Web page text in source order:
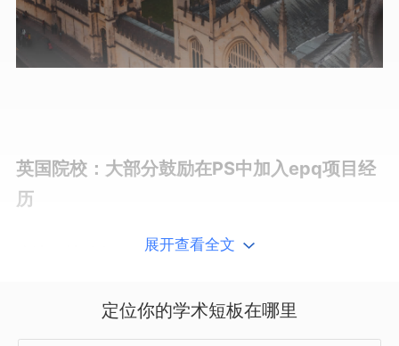
英国院校：大部分鼓励在PS中加入epq项目经
历
牛津：鼓励在PS中加入EPQ经历
鼓励申请者在个人陈述中写出EPQ的相关
展开查看全文
定位你的学术短板在哪里